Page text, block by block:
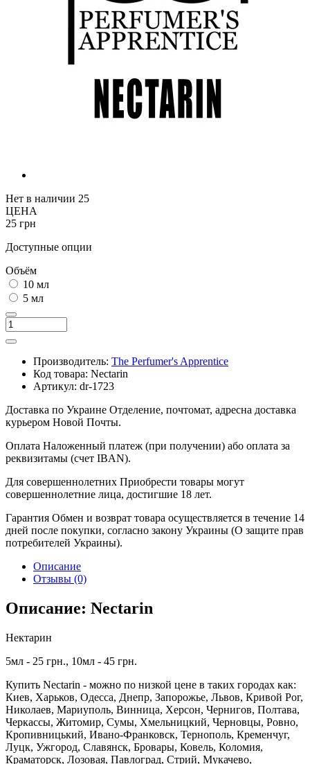
Нет в наличии 25
ЦЕНА
25 грн
Доступные опции
Объём
10 мл
5 мл
Производитель: The Perfumer's Apprentice
Код товара: Nectarin
Артикул: dr-1723
Доставка по Украине Отделение, почтомат, адресна доставка
курьером Новой Почты.
Оплата Наложенный платеж (при получении) або оплата за
реквизитамы (счет IBAN).
Для совершеннолетних Приобрести товары могут
совершеннолетние лица, достигшие 18 лет.
Гарантия Обмен и возврат товара осуществляется в течение 14
дней после покупки, согласно закону Украины (О защите прав
потребителей Украины).
Описание
Отзывы (0)
Описание: Nectarin
Нектарин
5мл - 25 грн., 10мл - 45 грн.
Купить Nectarin - можно по низкой цене в таких городах как:
Киев, Харьков, Одесса, Днепр, Запорожье, Львов, Кривой Рог,
Николаев, Мариуполь, Винница, Херсон, Чернигов, Полтава,
Черкассы, Житомир, Сумы, Хмельницкий, Черновцы, Ровно,
Кропивницький, Ивано-Франковск, Тернополь, Кременчуг,
Луцк, Ужгород, Славянск, Бровары, Ковель, Коломия,
Краматорск, Лозовая, Павлоград, Стрий, Мукачево,